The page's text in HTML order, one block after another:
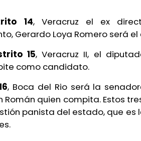
14, Veracruz el ex
Gerardo Loya Romero será
15, Veracruz II, el
como candidato.
, Boca del Rio será la
Román quien compita. Estos
panista del estado, que